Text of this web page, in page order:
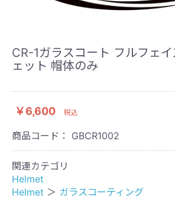
CR-1ガラスコート フルフェ
ェット 帽体のみ
￥6,600 税込
商品コード： GBCR1002
関連カテゴリ
Helmet
Helmet ＞ ガラスコーティング